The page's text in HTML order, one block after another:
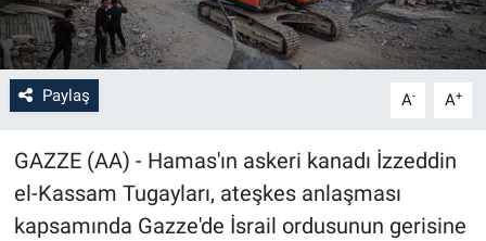
Paylaş A- A+
GAZZE (AA) - Hamas'ın askeri kanadı İzzeddin
el-Kassam Tugayları, ateşkes anlaşması
kapsamında Gazze'de İsrail ordusunun gerisine